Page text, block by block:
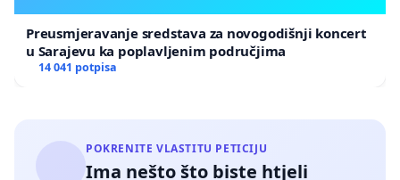
Preusmjeravanje sredstava za novogodišnji koncert
u Sarajevu ka poplavljenim područjima
14 041 potpisa
POKRENITE VLASTITU PETICIJU
Ima nešto što biste htjeli